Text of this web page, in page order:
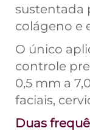
sustentada
colágeno e
O único
controle
0,5 mm a
faciais,
Duas